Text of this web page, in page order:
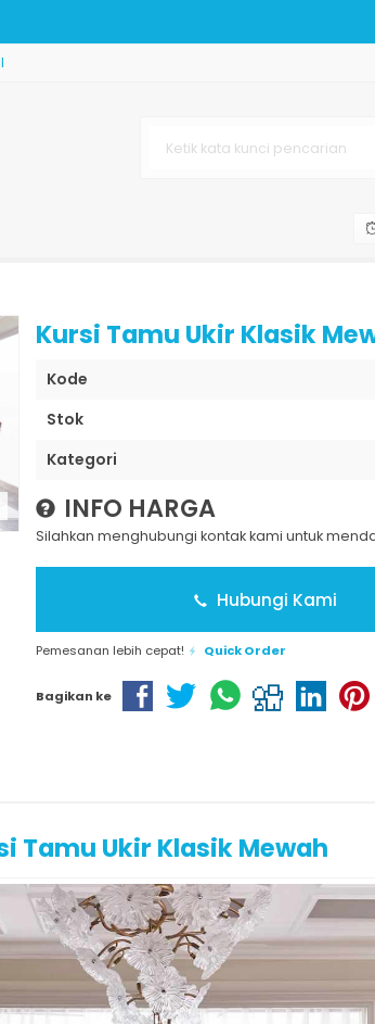
Kursi Tamu Ukir Klasik
Kode
Stok
Kategori
INFO HARGA
Silahkan menghubungi kontak kami untuk
Hubungi Kami
Pemesanan lebih cepat! Quick Order
Bagikan ke
Tamu Ukir Klasik Mewah